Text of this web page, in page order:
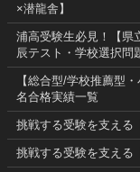
×潜龍舎】
浦高受験生必見！【県
辰テスト・学校選択問
【総合型/学校推薦型
名合格実績一覧
挑戦する受験を支える
挑戦する受験を支える